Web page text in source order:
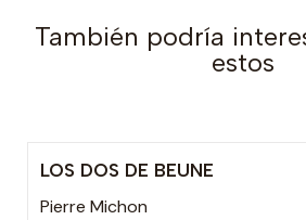
También podría
estos
LOS DOS DE BEUNE
Pierre Michon